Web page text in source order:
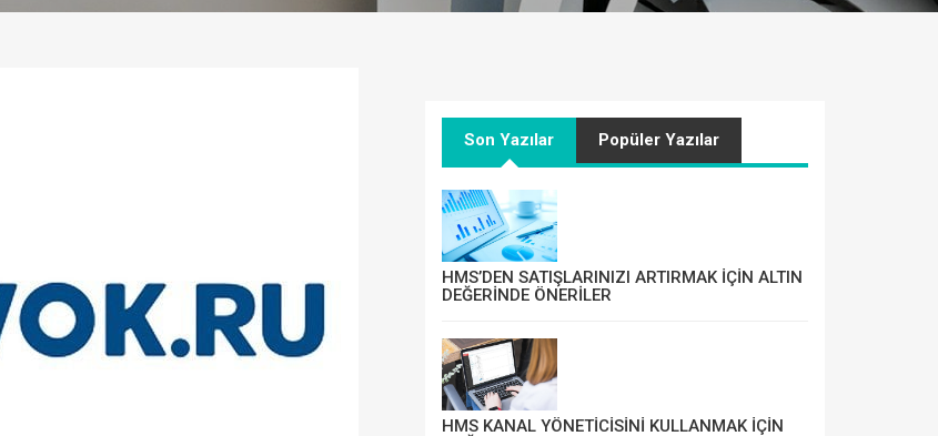
Son Yazılar Popüler Yazılar
HMS’DEN SATIŞLARINIZI ARTIRMAK İÇİN ALTIN
DEĞERİNDE ÖNERİLER
HMS KANAL YÖNETİCİSİNİ KULLANMAK İÇİN